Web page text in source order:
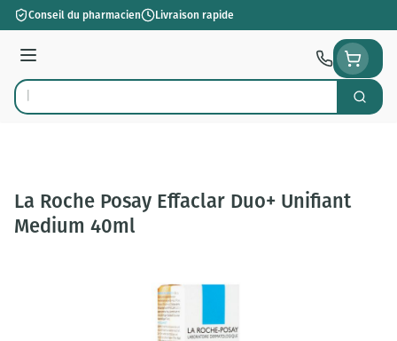
Aller au contenu
Conseil du pharmacien Livraison rapide
Menu
Rechercher
La Roche Posay Effaclar Duo+ Unifiant
Medium 40ml